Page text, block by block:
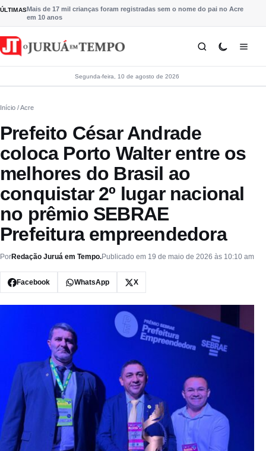
Pular para o conteúdo
ÚLTIMASMais de 17 mil crianças foram registradas sem o nome do pai no Acre
em 10 anos
Segunda-feira, 10 de agosto de 2026
Início / Acre
Prefeito César Andrade
coloca Porto Walter entre os
melhores do Brasil ao
conquistar 2º lugar nacional
no prêmio SEBRAE
Prefeitura empreendedora
PorRedação Juruá em Tempo.Publicado em 19 de maio de 2026 às 10:10 am
Facebook WhatsApp X